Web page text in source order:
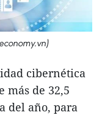
cibernética
más de 32,5
del año, para